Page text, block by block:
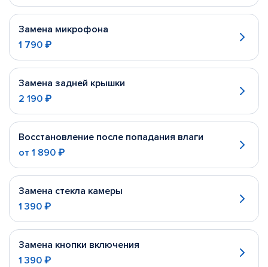
Замена микрофона
1 790 ₽
Замена задней крышки
2 190 ₽
Восстановление после попадания влаги
от 1 890 ₽
Замена стекла камеры
1 390 ₽
Замена кнопки включения
1 390 ₽